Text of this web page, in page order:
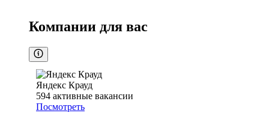
Компании для вас
Яндекс Крауд
594 активные вакансии
Посмотреть